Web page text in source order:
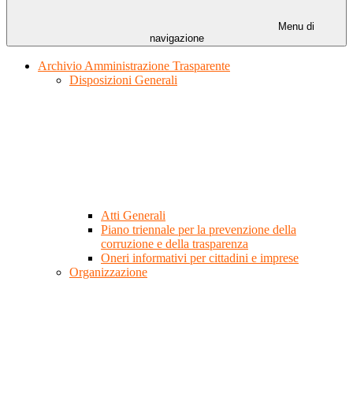
Menu di
navigazione
Archivio Amministrazione Trasparente
Disposizioni Generali
Atti Generali
Piano triennale per la prevenzione della
corruzione e della trasparenza
Oneri informativi per cittadini e imprese
Organizzazione